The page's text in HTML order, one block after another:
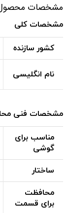
مشخصات
مشخصات کلی
کشور سازنده
نام انگلیسی
مشخصات فنی
مناسب برای
گوشی
ساختار
محافظت
برای قسمت